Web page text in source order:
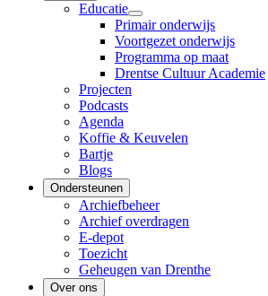
Educatie
Primair onderwijs
Voortgezet onderwijs
Programma op maat
Drentse Cultuur Academie
Projecten
Podcasts
Agenda
Koffie & Keuvelen
Bartje
Blogs
Ondersteunen
Archiefbeheer
Archief overdragen
E-depot
Toezicht
Geheugen van Drenthe
Over ons